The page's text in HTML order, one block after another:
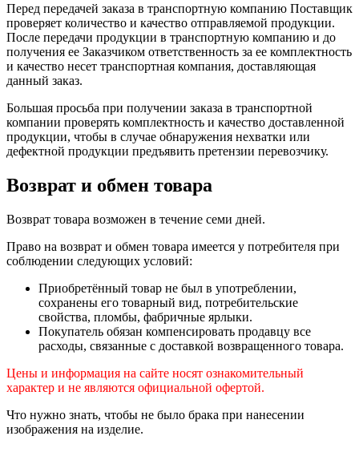
Перед передачей заказа в транспортную компанию Поставщик
проверяет количество и качество отправляемой продукции.
После передачи продукции в транспортную компанию и до
получения ее Заказчиком ответственность за ее комплектность
и качество несет транспортная компания, доставляющая
данный заказ.
Большая просьба при получении заказа в транспортной
компании проверять комплектность и качество доставленной
продукции, чтобы в случае обнаружения нехватки или
дефектной продукции предъявить претензии перевозчику.
Возврат и обмен товара
Возврат товара возможен в течение семи дней.
Право на возврат и обмен товара имеется у потребителя при
соблюдении следующих условий:
Приобретённый товар не был в употреблении,
сохранены его товарный вид, потребительские
свойства, пломбы, фабричные ярлыки.
Покупатель обязан компенсировать продавцу все
расходы, связанные с доставкой возвращенного товара.
Цены и информация на сайте носят ознакомительный
характер и не являются официальной офертой.
Что нужно знать, чтобы не было брака при нанесении
изображения на изделие.